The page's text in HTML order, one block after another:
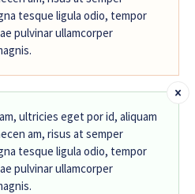
tesque ligula odio, tempor
pulvinar ullamcorper
ultricies eget por id, aliquam
am, risus at semper
tesque ligula odio, tempor
pulvinar ullamcorper